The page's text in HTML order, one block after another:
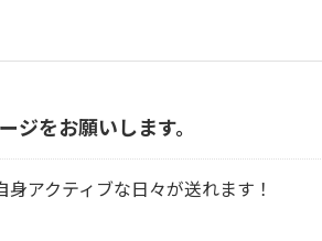
ジをお願いします。
アクティブな日々が送れます！